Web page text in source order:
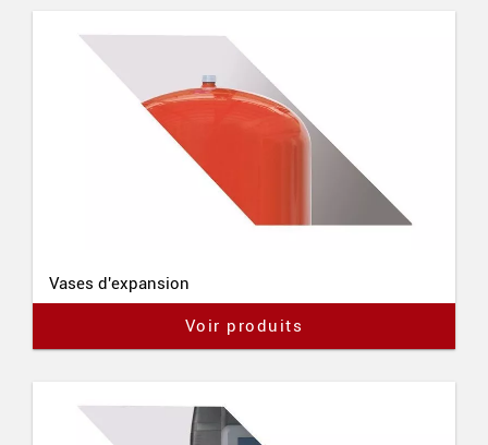
Vases d'expansion
Voir produits